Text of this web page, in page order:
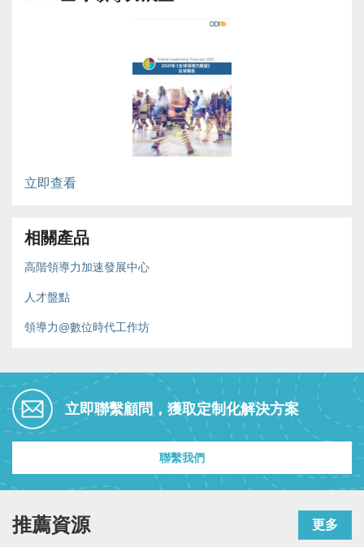
立即查看
相關產品
高階領導力加速發展中心
人才盤點
領導力@數位時代工作坊
立即聯繫顧問，獲取定制化解決方案
聯繫我們
推薦資源 更多